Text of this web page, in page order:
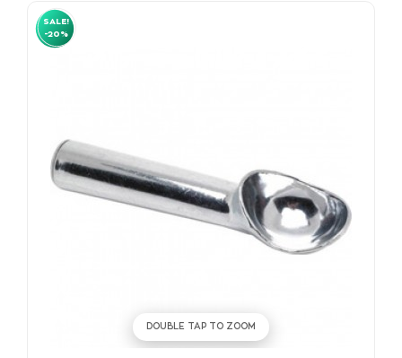
SALE!
-20%
DOUBLE TAP TO ZOOM